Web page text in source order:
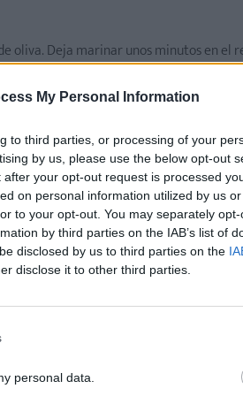
My Personal Information
to third parties, or processing of your
by us, please use the below opt-out
your opt-out request is processed
on personal information utilized by us
to your opt-out. You may separately
by third parties on the IAB’s list of
disclosed by us to third parties on the
disclose it to other third parties.
personal data.
oliva. Deja marinar unos minutos en el
pásalas por el pan molido
y agrégalas con el jugo de limón.